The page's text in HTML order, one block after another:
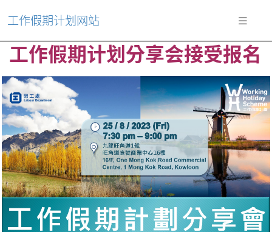
工作假期计划网站
工作假期计划分享会接受报名